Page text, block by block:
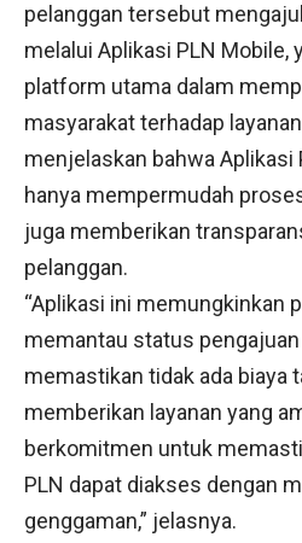
pelanggan tersebut
melalui Aplikasi PLN Mobile,
platform utama dalam
masyarakat terhadap
menjelaskan bahwa Aplikasi
hanya mempermudah
juga memberikan
pelanggan.
“Aplikasi ini memungkinkan
memantau status
memastikan tidak ada biaya
memberikan layanan yang
berkomitmen untuk
PLN dapat diakses dengan
genggaman,” jelasnya.